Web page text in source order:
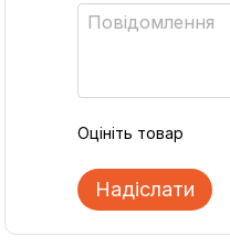
Оцініть товар
Надіслати